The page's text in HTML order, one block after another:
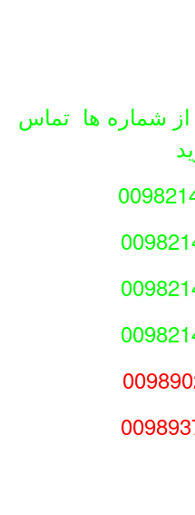
ها تماس